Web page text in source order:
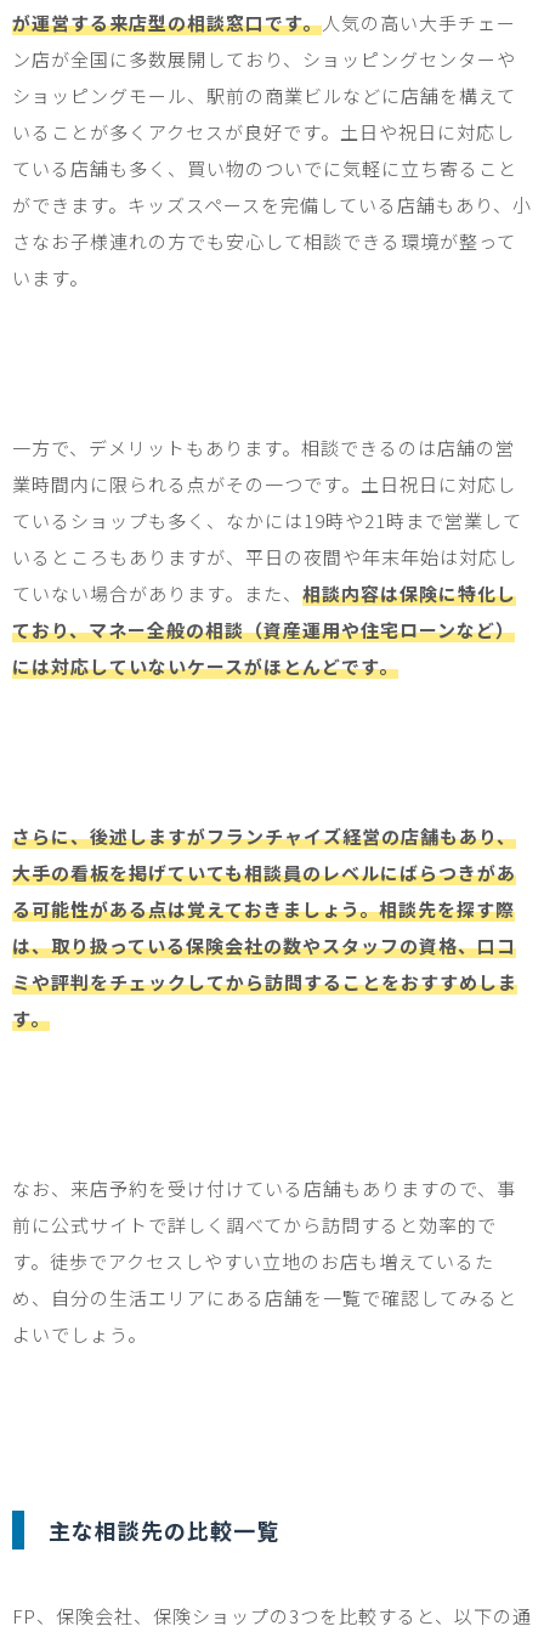
が運営する来店型の相談窓口です。人気の高い大手チェー
ン店が全国に多数展開しており、ショッピングセンターや
ショッピングモール、駅前の商業ビルなどに店舗を構えて
いることが多くアクセスが良好です。土日や祝日に対応し
ている店舗も多く、買い物のついでに気軽に立ち寄ること
ができます。キッズスペースを完備している店舗もあり、小
さなお子様連れの方でも安心して相談できる環境が整って
います。
一方で、デメリットもあります。相談できるのは店舗の営
業時間内に限られる点がその一つです。土日祝日に対応し
ているショップも多く、なかには19時や21 時まで営業して
いるところもありますが、平日の夜間や年末年始は対応し
ていない場合があります。また、 相談内容は保険に特化し
ており、マネー全般の相談（資産運用や住宅ローンなど）
には対応していないケースがほとんどです。
さらに、後述しますがフランチャイズ経営の店舗もあり、
大手の看板を掲げていても相談員のレベルにばらつきがあ
る可能性がある点は覚えておきましょう。相談先を探す際
は、取り扱っている保険会社の数やスタッフの資格、口コ
ミや評判をチェックしてから訪問することをおすすめしま
す。
なお、来店予約を受け付けている店舗もありますので、事
前に公式サイトで詳しく調べてから訪問すると効率的で
す。徒歩でアクセスしやすい立地のお店も増えているた
め、自分の生活エリアにある店舗を一覧で確認してみると
よいでしょう。
主な相談先の比較一覧
FP、保険会社、保険ショップの3つを比較すると、以下の通